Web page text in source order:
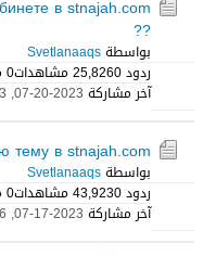
в stnajah.com
??
بواسطةSvetlanaaqs
ردود 0 25,826 مشاهدات
0 معجبون
آخر مشاركة 07-20-2023, 09:23 AM
в stnajah.com ??
بواسطةSvetlanaaqs
ردود 0 43,923 مشاهدات
0 معجبون
آخر مشاركة 07-17-2023, 08:26 PM